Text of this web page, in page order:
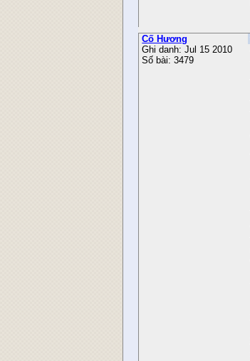
Cố Hương
Ghi danh: Jul 15 2010
Số bài: 3479